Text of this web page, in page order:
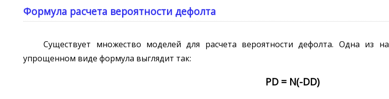
Формула расчета вероятности дефолта
Существует множество моделей для расчета вероятности дефолта. Одна из
упрощенном виде формула выглядит так:
PD = N(-DD)